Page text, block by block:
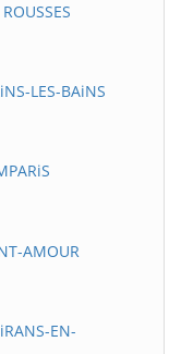
LES-BAiNS
AMOUR
EN-